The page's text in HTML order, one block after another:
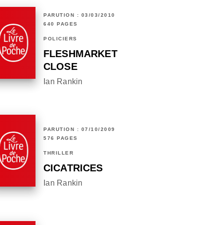
PARUTION : 03/03/2010
640 PAGES
POLICIERS
FLESHMARKET
CLOSE
Ian Rankin
PARUTION : 07/10/2009
576 PAGES
THRILLER
CICATRICES
Ian Rankin